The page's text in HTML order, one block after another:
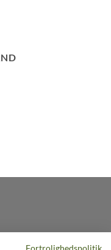
Fortrolighedspolitik